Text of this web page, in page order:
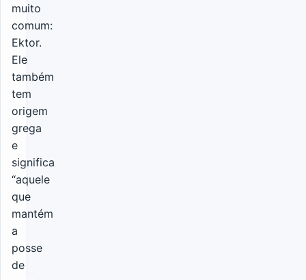
muito
comum:
Ektor.
Ele
também
tem
origem
grega
e
significa
“aquele
que
mantém
a
posse
de